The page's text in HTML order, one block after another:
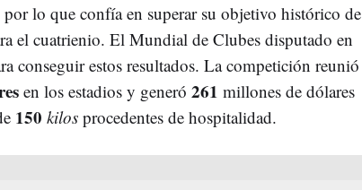
por lo que confía en superar su objetivo histórico de
el cuatrienio. El Mundial de Clubes disputado en
conseguir estos resultados. La competición reunió
en los estadios y generó 261 millones de dólares
150 kilos procedentes de hospitalidad.